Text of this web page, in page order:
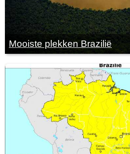
Mooiste plekken Brazilië